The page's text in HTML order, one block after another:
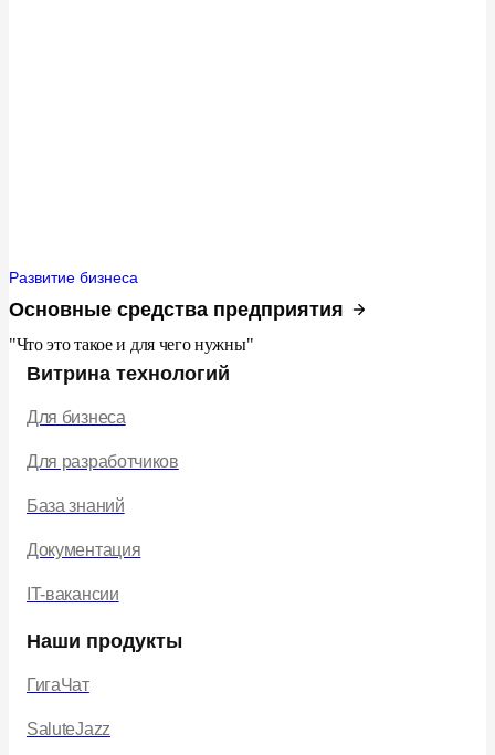
Развитие бизнеса
Основные средства предприятия
"Что это такое и для чего нужны"
Витрина технологий
Для бизнеса
Для разработчиков
База знаний
Документация
IT-вакансии
Наши продукты
ГигаЧат
SaluteJazz